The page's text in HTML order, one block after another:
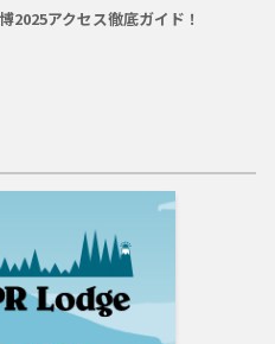
2025アクセス徹底ガイド！